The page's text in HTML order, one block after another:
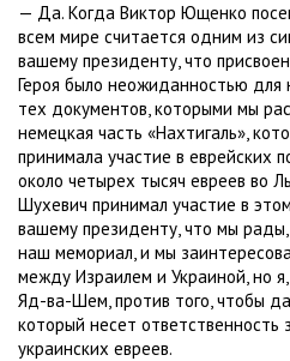
— Да. Когда Виктор Ющенко
всем мире считается одним из
вашему президенту, что
Героя было неожиданностью для
тех документов, которыми мы
немецкая часть «Нахтигаль»,
принимала участие в еврейских
около четырех тысяч евреев во
Шухевич принимал участие в
вашему президенту, что мы
наш мемориал, и мы
между Израилем и Украиной, но
Яд-ва-Шем, против того, чтобы
который несет ответственность
украинских евреев.